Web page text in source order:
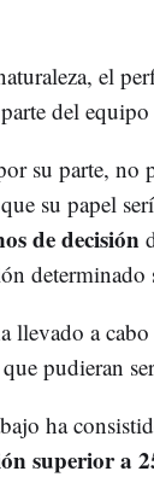
el
del
su parte, no
su papel
de decisión
determinado
llevado a
que pudieran
ha
superior a